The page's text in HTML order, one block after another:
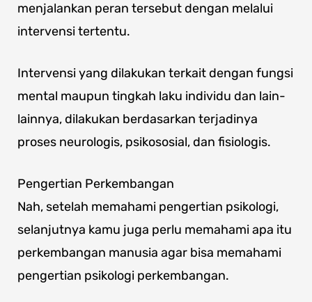
menjalankan peran tersebut dengan melalui
intervensi tertentu.
Intervensi yang dilakukan terkait dengan fungsi
mental maupun tingkah laku individu dan lain-
lainnya, dilakukan berdasarkan terjadinya
proses neurologis, psikososial, dan fisiologis.
Pengertian Perkembangan
Nah, setelah memahami pengertian psikologi,
selanjutnya kamu juga perlu memahami apa itu
perkembangan manusia agar bisa memahami
pengertian psikologi perkembangan.